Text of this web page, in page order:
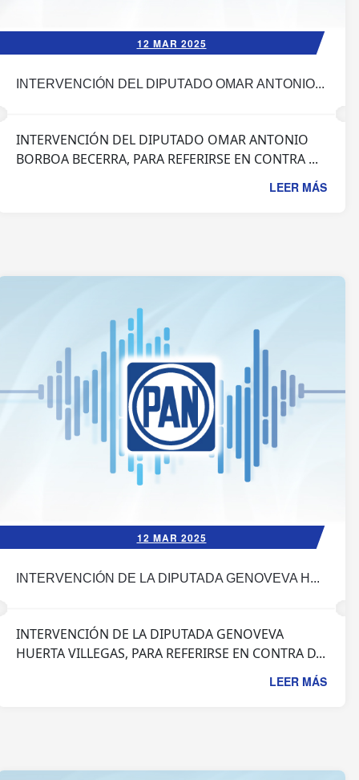
12 MAR 2025
INTERVENCIÓN DEL DIPUTADO OMAR ANTONIO...
INTERVENCIÓN DEL DIPUTADO OMAR ANTONIO
BORBOA BECERRA, PARA REFERIRSE EN CONTRA ...
LEER MÁS
12 MAR 2025
INTERVENCIÓN DE LA DIPUTADA GENOVEVA H...
INTERVENCIÓN DE LA DIPUTADA GENOVEVA
HUERTA VILLEGAS, PARA REFERIRSE EN CONTRA D...
LEER MÁS